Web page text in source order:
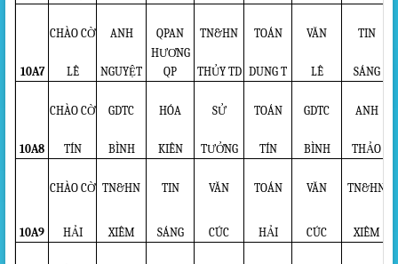
10A7
CHÀO CỜ ANH QPAN TN&HN TOÁN VĂN TIN
LÊ NGUYỆT
HƯƠNG
QP
THỦY TD DUNG T LÊ SÁNG
10A8
CHÀO CỜ GDTC HÓA SỬ TOÁN GDTC ANH
TÍN BÌNH KIÊN TƯỞNG TÍN BÌNH THẢO
10A9
CHÀO CỜ TN&HN TIN VĂN TOÁN VĂN TN&HN
HẢI XIÊM SÁNG CÚC HẢI CÚC XIÊM